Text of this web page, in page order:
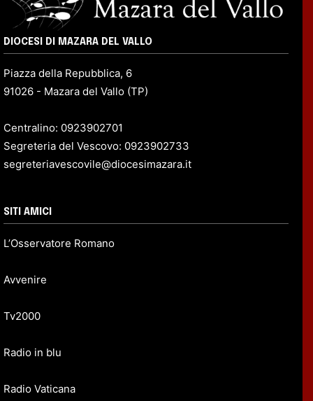
DIOCESI DI MAZARA DEL VALLO
Piazza della Repubblica, 6
91026 - Mazara del Vallo (TP)
Centralino: 0923902701
Segreteria del Vescovo: 0923902733
segreteriavescovile@diocesimazara.it
SITI AMICI
L’Osservatore Romano
Avvenire
Tv2000
Radio in blu
Radio Vaticana